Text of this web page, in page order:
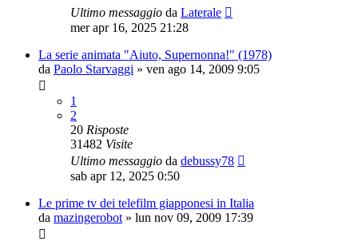
Ultimo messaggio da Laterale
mer apr 16, 2025 21:28
La serie animata "Aiuto, Supernonna!" (1978)
da Paolo Starvaggi » ven ago 14, 2009 9:05
1
2
20 Risposte
31482 Visite
Ultimo messaggio da debussy78
sab apr 12, 2025 0:50
Le prime tv dei telefilm giapponesi in Italia
da mazingerobot » lun nov 09, 2009 17:39